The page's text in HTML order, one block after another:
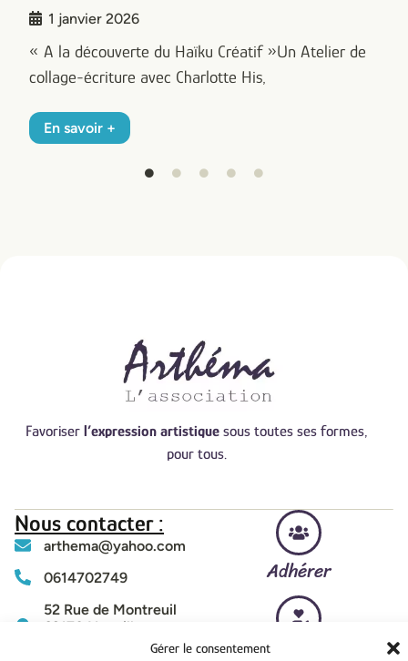
Gérer le consentement
9 janvier 2025
Ses aquarelles et Sculptures de papier… Stéphanie
Faidherbe a découvert l’eau en
En savoir +
Favoriser l’expression artistique sous toutes ses formes,
pour tous.
Nous contacter :
arthema@yahoo.com
0614702749
52 Rue de Montreuil
62170 Neuville-sous-
Adhérer